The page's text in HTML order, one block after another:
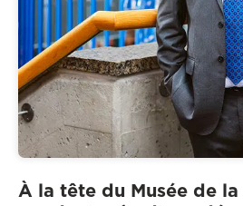
À la tête du Musée de